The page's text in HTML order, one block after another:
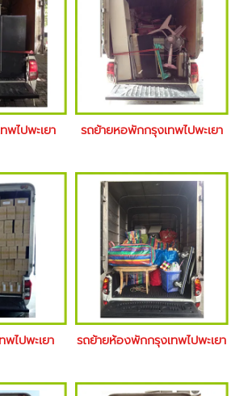
พไปพะเยา รถย้ายหอพักกรุงเทพไปพะเยา
ไปพะเยา รถย้ายห้องพักกรุงเทพไปพะเยา